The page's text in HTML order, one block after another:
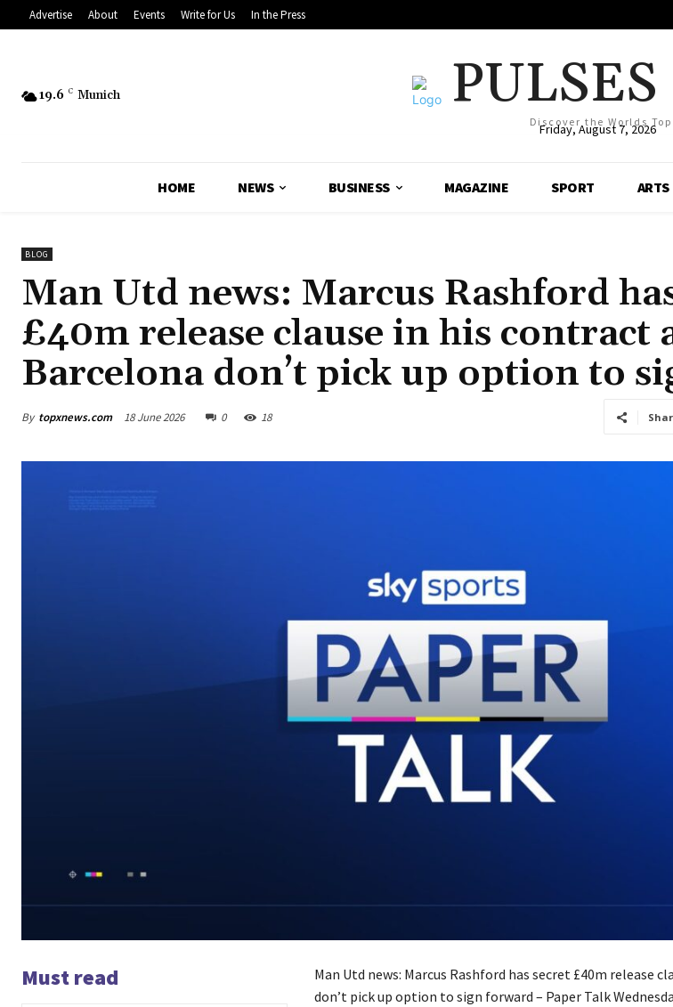
Advertise About Events Write for Us In the Press
19.6 C Munich PULSES
Discover the Worlds Top
Friday, August 7, 2026
HOME NEWS BUSINESS MAGAZINE SPORT ARTS
BLOG
Man Utd news: Marcus Rashford
£40m release clause in his contract
Barcelona don’t pick up option to
By topxnews.com 18 June 2026 0 18
Must read
Man Utd news: Marcus Rashford has secret £40m release
don’t pick up option to sign forward – Paper Talk